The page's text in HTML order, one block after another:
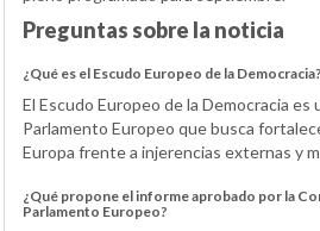
Preguntas sobre la noticia
¿Qué es el Escudo Europeo de la Democracia?
El Escudo Europeo de la Democracia es
Parlamento Europeo que busca
Europa frente a injerencias externas y
¿Qué propone el informe aprobado por la
Parlamento Europeo?